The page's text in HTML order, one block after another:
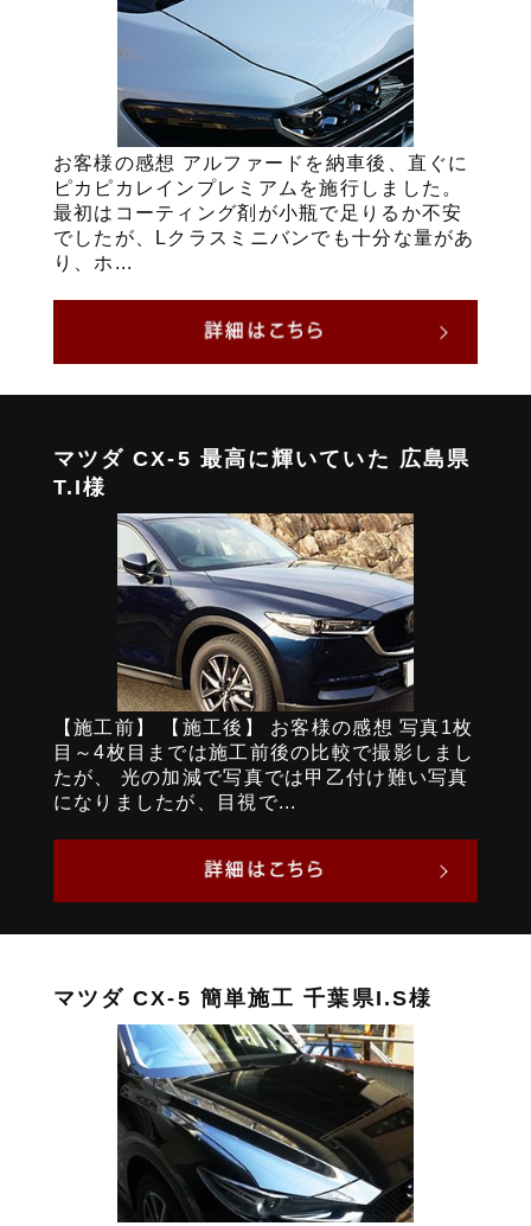
お客様の感想 アルファードを納車後、直ぐに
ピカピカレインプレミアムを施行しました。
最初はコーティング剤が小瓶で足りるか不安
でしたが、Lクラスミニバンでも十分な量があ
り、ホ...
マツダ CX-5 最高に輝いていた 広島県
T.I様
【施工前】 【施工後】 お客様の感想 写真1枚
目～4枚目までは施工前後の比較で撮影しまし
たが、 光の加減で写真では甲乙付け難い写真
になりましたが、目視で...
マツダ CX-5 簡単施工 千葉県I.S様